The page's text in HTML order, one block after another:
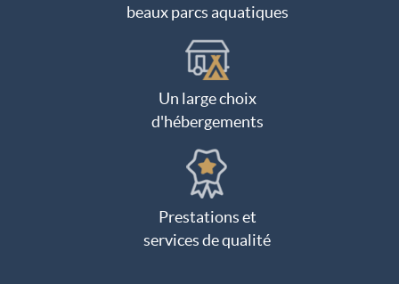
beaux parcs aquatiques
Un large choix
d'hébergements
Prestations et
services de qualité